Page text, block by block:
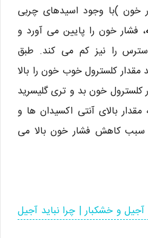
)با وجود اسیدهای چربی
، فشار خون را پایین می آورد و
را نیز کم می کند. طبق
کلسترول خوب خون را بالا
کلسترول خون بد و تری گلیسرید
مقدار بالای آنتی اکسیدان ها و
سبب کاهش فشار خون بالا می
آجیل و خشکبار | چرا نباید آجیل